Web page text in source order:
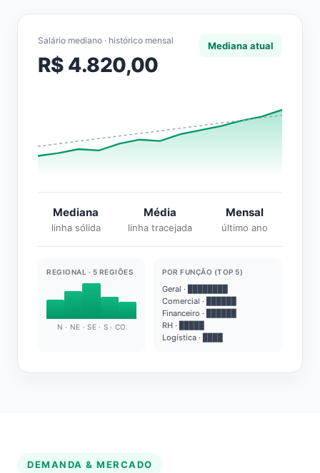
Salário mediano · histórico mensal
R$ 4.820,00
Mediana atual
Mediana
linha sólida
Média
linha tracejada
Mensal
último ano
REGIONAL · 5 REGIÕES
N · NE · SE · S · CO
POR FUNÇÃO (TOP 5)
Geral · ████████
Comercial · ██████
Financeiro · ██████
RH · █████
Logística · ████
DEMANDA & MERCADO